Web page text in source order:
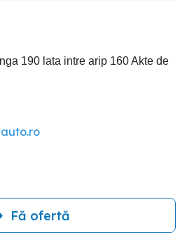
190 lata intre arip 160 Akte de
Fă ofertă